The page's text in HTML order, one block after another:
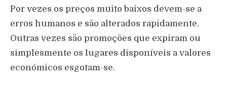
Por vezes os preços muito baixos devem-se a
erros humanos e são alterados rapidamente.
Outras vezes são promoções que expiram ou
simplesmente os lugares disponíveis a valores
económicos esgotam-se.